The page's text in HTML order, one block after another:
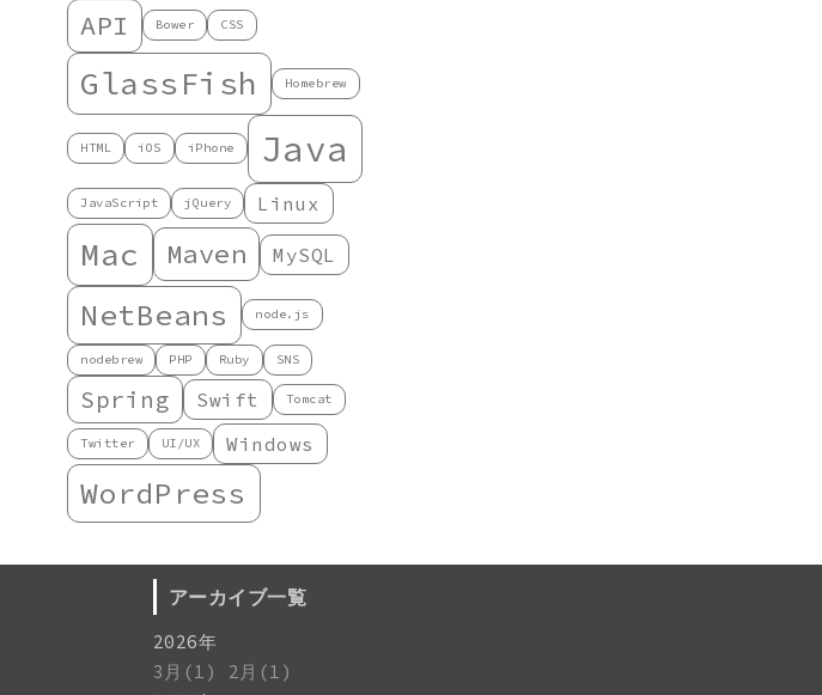
API Bower CSS
GlassFish Homebrew
HTML iOS iPhone Java
JavaScript jQuery Linux
Mac Maven MySQL
NetBeans node.js
nodebrew PHP Ruby SNS
Spring Swift Tomcat
Twitter UI/UX Windows
WordPress
アーカイブ一覧
2026年
3月(1)
2月(1)